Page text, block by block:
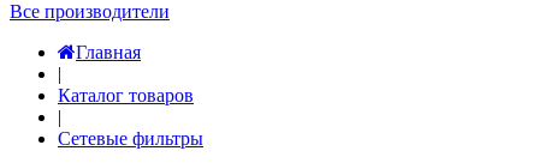
Все производители
Главная
|
Каталог товаров
|
Сетевые фильтры